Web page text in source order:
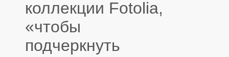
коллекции Fotolia,
«чтобы
подчеркнуть